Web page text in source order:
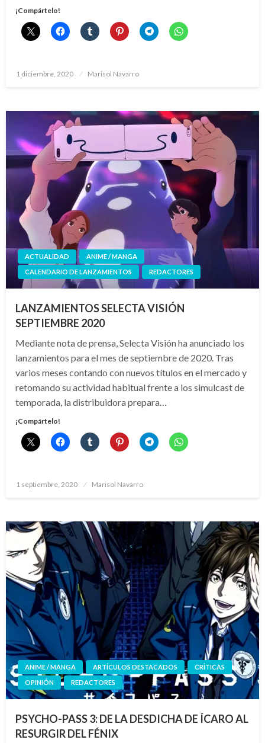
¡Compártelo!
Publicado
1 diciembre, 2020 Marisol Navarro
ACTUALIDAD
ANIME / MANGA
CALENDARIO DE LANZAMIENTOS
REDACTORES
LANZAMIENTOS SELECTA VISIÓN
SEPTIEMBRE 2020
Mediante nota de prensa, Selecta Visión ha anunciado los
lanzamientos para el mes de septiembre de 2020. Tras
varios meses contando con nuevos títulos en el mercado y
retomando su actividad habitual frente a los simulcast de
temporada, la distribuidora prepara…
¡Compártelo!
Publicado
1 septiembre, 2020 Marisol Navarro
ANIME / MANGA ARTÍCULOS DESTACADOS
CRÍTICAS
OPINIÓN
REDACTORES
PSYCHO-PASS 3: DE LA DESDICHA DE ÍCARO AL
RESURGIR DEL FÉNIX